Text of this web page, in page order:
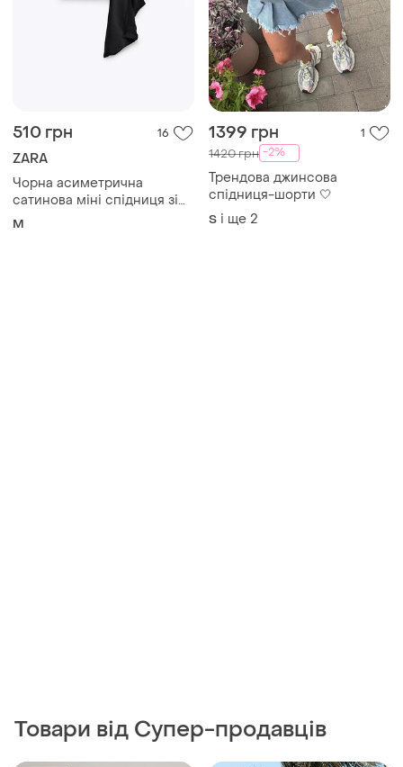
510 грн 16
ZARA
Чорна асиметрична
сатинова міні спідниця зі
звисаючою частиною zara
M
1399 грн 1
1420 грн -2%
Трендова джинсова
спідниця-шорти 🤍
S і ще 2
Товари від Супер-продавців